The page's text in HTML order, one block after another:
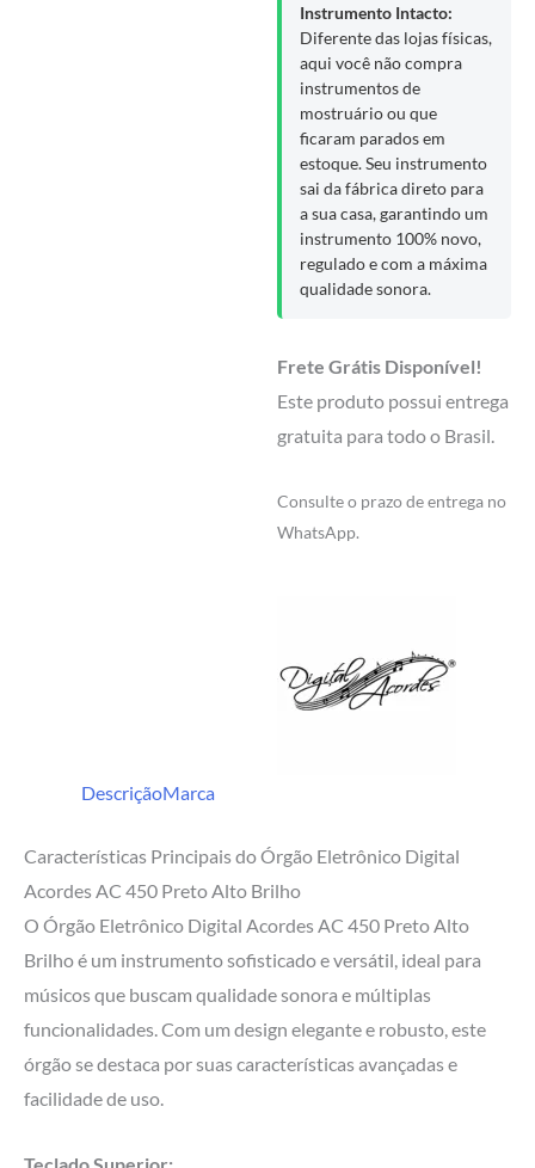
Instrumento Intacto:
Diferente das lojas físicas,
aqui você não compra
instrumentos de
mostruário ou que
ficaram parados em
estoque. Seu instrumento
sai da fábrica direto para
a sua casa, garantindo um
instrumento 100% novo,
regulado e com a máxima
qualidade sonora.
Frete Grátis Disponível!
Este produto possui entrega
gratuita para todo o Brasil.
Consulte o prazo de entrega no
WhatsApp.
DescriçãoMarca
Características Principais do Órgão Eletrônico Digital
Acordes AC 450 Preto Alto Brilho
O Órgão Eletrônico Digital Acordes AC 450 Preto Alto
Brilho é um instrumento sofisticado e versátil, ideal para
músicos que buscam qualidade sonora e múltiplas
funcionalidades. Com um design elegante e robusto, este
órgão se destaca por suas características avançadas e
facilidade de uso.
Teclado Superior: